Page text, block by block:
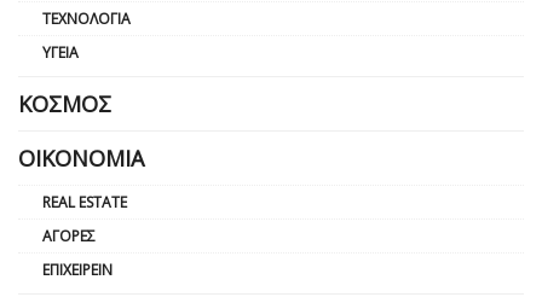
ΤΕΧΝΟΛΟΓΊΑ
ΥΓΕΊΑ
ΚΌΣΜΟΣ
ΟΙΚΟΝΟΜΊΑ
REAL ESTATE
ΑΓΟΡΈΣ
ΕΠΙΧΕΙΡΕΊΝ